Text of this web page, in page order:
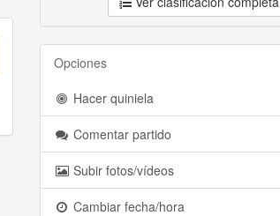
Opciones
Hacer quiniela
Comentar partido
Subir fotos/vídeos
Cambiar fecha/hora